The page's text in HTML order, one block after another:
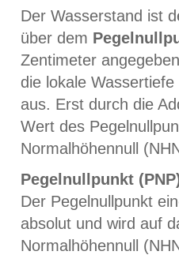
Der Wasserstand ist
über dem
Zentimeter
die lokale
aus. Erst durch die
Wert des
Normalhöhennull
Pegelnullpunkt
Der Pegelnullpunkt
absolut und wird auf
Normalhöhennull